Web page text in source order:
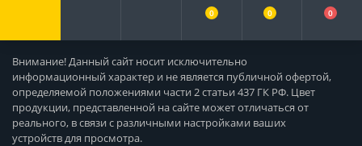
Внимание! Данный сайт носит исключительно
информационный характер и не является публичной офертой,
определяемой положениями части 2 статьи 437 ГК РФ. Цвет
продукции, представленной на сайте может отличаться от
реального, в связи с различными настройками ваших
устройств для просмотра.
0 0 0